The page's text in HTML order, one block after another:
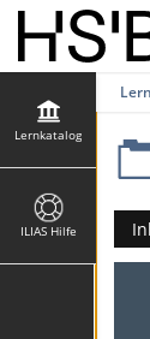
Lernkatalog
ILIAS Hilfe